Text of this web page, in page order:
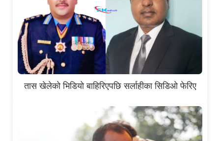
तास खेलेको भिडियो बाहिरिएपछि सर्लाहीका सिडिओ फेरिए